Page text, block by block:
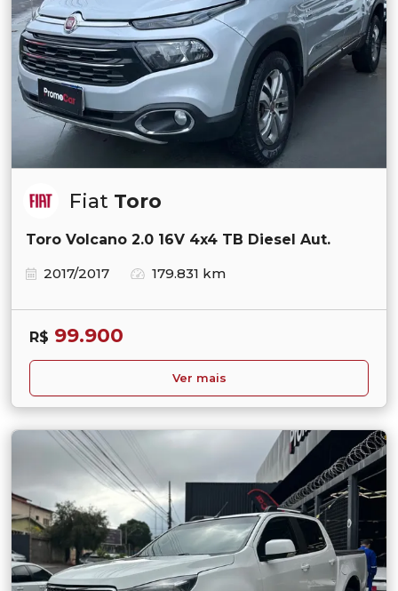
Fiat Toro
Toro Volcano 2.0 16V 4x4 TB Diesel Aut.
2017/2017
179.831 km
R$ 99.900
Ver mais